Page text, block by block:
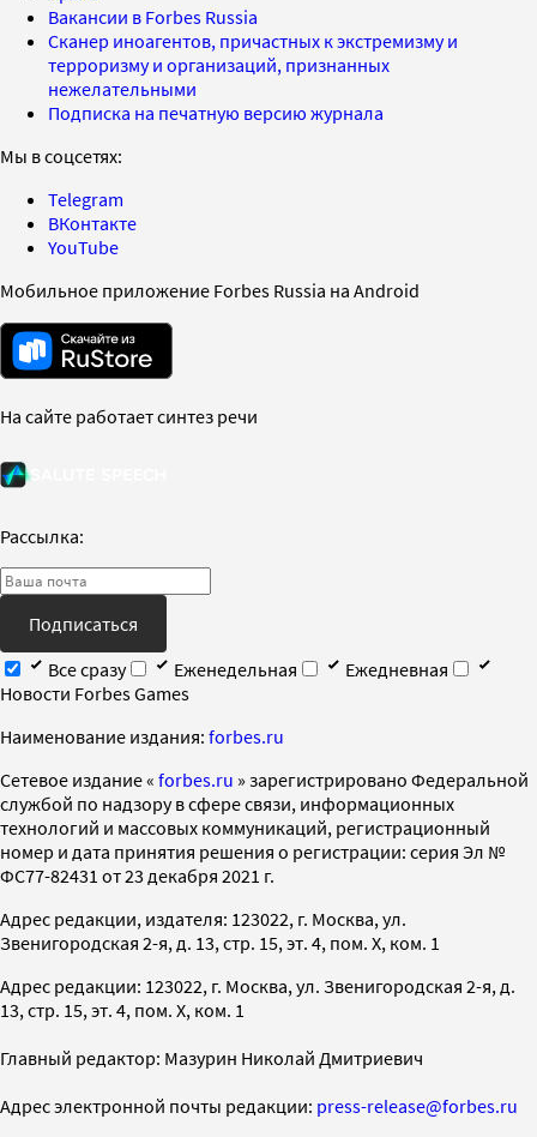
Вакансии в Forbes Russia
Сканер иноагентов, причастных к экстремизму и
терроризму и организаций, признанных
нежелательными
Подписка на печатную версию журнала
Мы в соцсетях:
Telegram
ВКонтакте
YouTube
Мобильное приложение Forbes Russia на Android
На сайте работает синтез речи
Рассылка:
Подписаться
Все сразу
Еженедельная
Ежедневная
Новости Forbes Games
Наименование издания: forbes.ru
Cетевое издание « forbes.ru » зарегистрировано Федеральной
службой по надзору в сфере связи, информационных
технологий и массовых коммуникаций, регистрационный
номер и дата принятия решения о регистрации: серия Эл №
ФС77-82431 от 23 декабря 2021 г.
Адрес редакции, издателя: 123022, г. Москва, ул.
Звенигородская 2-я, д. 13, стр. 15, эт. 4, пом. X, ком. 1
Адрес редакции: 123022, г. Москва, ул. Звенигородская 2-я, д.
13, стр. 15, эт. 4, пом. X, ком. 1
Главный редактор: Мазурин Николай Дмитриевич
Адрес электронной почты редакции: press-release@forbes.ru